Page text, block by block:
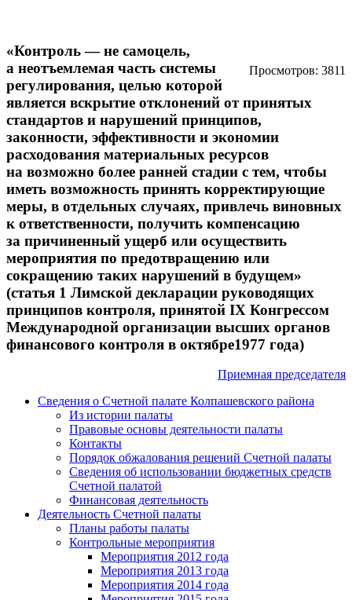
Просмотров: 3811
«Контроль — не самоцель,
а неотъемлемая часть системы
регулирования, целью которой
является вскрытие отклонений от принятых
стандартов и нарушений принципов,
законности, эффективности и экономии
расходования материальных ресурсов
на возможно более ранней стадии с тем, чтобы
иметь возможность принять корректирующие
меры, в отдельных случаях, привлечь виновных
к ответственности, получить компенсацию
за причиненный ущерб или осуществить
мероприятия по предотвращению или
сокращению таких нарушений в будущем»
(статья 1 Лимской декларации руководящих
принципов контроля, принятой IX Конгрессом
Международной организации высших органов
финансового контроля в октябре1977 года)
Приемная председателя
Сведения о Счетной палате Колпашевского района
Из истории палаты
Правовые основы деятельности палаты
Контакты
Порядок обжалования решений Счетной палаты
Сведения об использовании бюджетных средств
Счетной палатой
Финансовая деятельность
Деятельность Счетной палаты
Планы работы палаты
Контрольные мероприятия
Мероприятия 2012 года
Мероприятия 2013 года
Мероприятия 2014 года